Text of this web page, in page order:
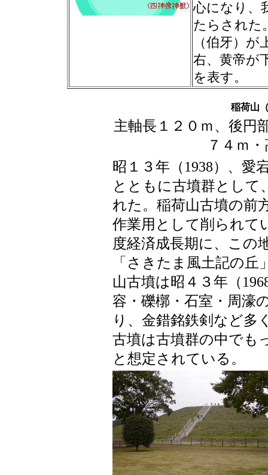
心になり、
たらされた
（伯牙）
右、黄帝が
を表す。
稲荷山
主軸長１２０ｍ、後円
７４ｍ
昭１３年（1938）、愛
とともに古墳群として
れた。稲荷山古墳の前
作業用として削られて
度経済成長期に、この
「さきたま風土記の
山古墳は昭４３年（
容・礫槨・石室・周濠
り、金錯銘鉄剣など多
古墳は古墳群の中でも
と想定されている。